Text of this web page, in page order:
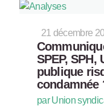
21 décembre
SPEP,
publique
condamnée
par Union